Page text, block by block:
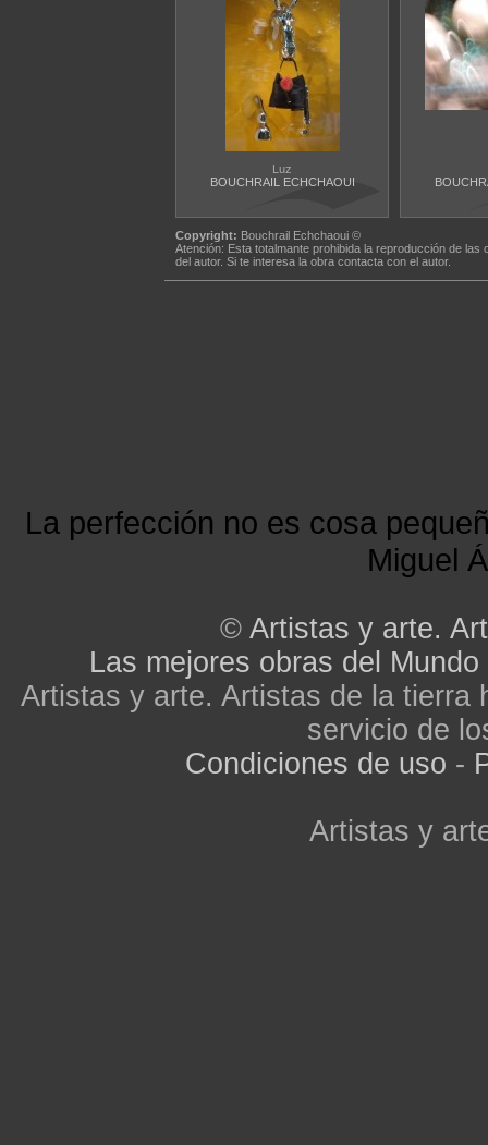
Luz
BOUCHRAIL ECHCHAOUI
Copyright: Bouchrail Echchaoui ©
Atención: Esta totalmante prohibida la reproducción de
del autor. Si te interesa la obra contacta con el autor.
La perfección no es cosa
Miguel
© Artistas y arte.
Las mejores obras del Mundo
Artistas y arte. Artistas de la tierra
servicio de
Condiciones de uso -
Artistas y